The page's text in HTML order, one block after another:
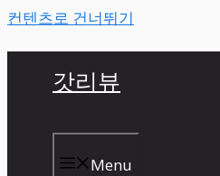
컨텐츠로 건너뛰기
갓리뷰
Menu